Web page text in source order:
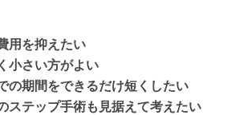
用を抑えたい
小さい方がよい
の期間をできるだけ短くしたい
ステップ手術も見据えて考えたい